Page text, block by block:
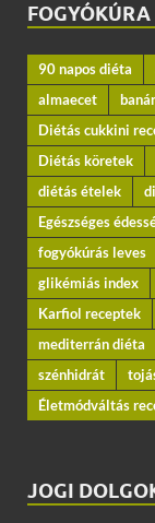
90 napos diéta
almaecet
Diétás cukkini
Diétás köretek
diétás ételek
Egészséges
fogyókúrás leves
glikémiás index
Karfiol receptek
mediterrán diéta
szénhidrát
Életmódváltás
JOGI